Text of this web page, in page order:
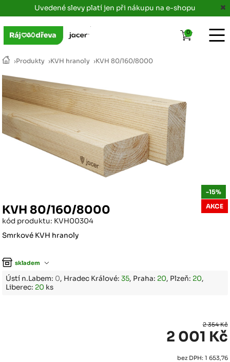
Uvedené slevy platí jen při nákupu na e-shopu
›Produkty ›KVH hranoly ›KVH 80/160/8000
KVH 80/160/8000
kód produktu: KVH00304
Smrkové KVH hranoly
skladem
Ústí n.Labem: 0, Hradec Králové:35, Praha: 20, Plzeň: 20,
Liberec: 20 ks
-15%
AKCE
2 354 Kč
2 001 Kč
bez DPH: 1 653,76
0